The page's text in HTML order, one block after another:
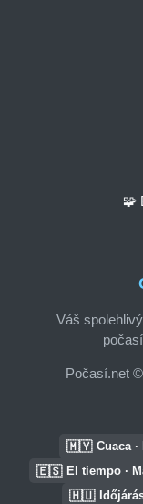
Váš
Počasí.net
🧩
🇲🇾 Cuaca
🇪🇸 El tiempo ·
🇭🇺